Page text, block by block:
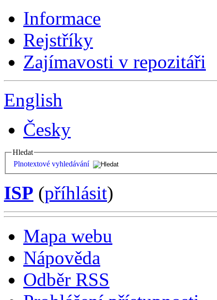
Informace
Rejstříky
Zajímavosti v repozitáři
English
Česky
Hledat
Plnotextové vyhledávání
ISP (příhlásit)
Mapa webu
Nápověda
Odběr RSS